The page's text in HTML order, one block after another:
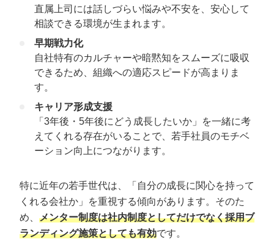
直属上司には話しづらい悩みや不安を、安心して
相談できる環境が生まれます。
早期戦力化
自社特有のカルチャーや暗黙知をスムーズに吸収
できるため、組織への適応スピードが高まりま
す。
キャリア形成支援
「3年後・5年後にどう成長したいか」を一緒に考
えてくれる存在がいることで、若手社員のモチベ
ーション向上につながります。
特に近年の若手世代は、「自分の成長に関心を持って
くれる会社か」を重視する傾向があります。そのた
め、 メンター制度は社内制度としてだけでなく採用ブ
ランディング施策としても有効です。